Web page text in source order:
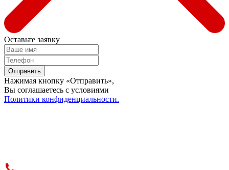
Оставьте заявку
Отправить
Нажимая кнопку «Отправить»,
Вы соглашаетесь c условиями
Политики конфиденциальности.